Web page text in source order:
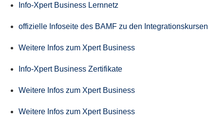
Info-Xpert Business Lernnetz
offizielle Infoseite des BAMF zu den Integrationskursen
Weitere Infos zum Xpert Business
Info-Xpert Business Zertifikate
Weitere Infos zum Xpert Business
Weitere Infos zum Xpert Business